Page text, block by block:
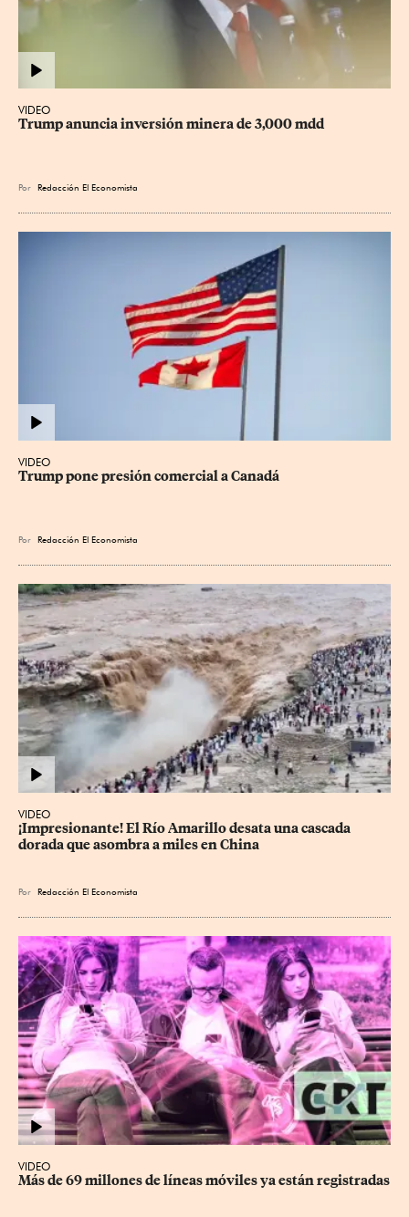
VIDEO
Trump anuncia inversión minera de 3,000 mdd
Por Redacción El Economista
VIDEO
Trump pone presión comercial a Canadá
Por Redacción El Economista
VIDEO
¡Impresionante! El Río Amarillo desata una cascada
dorada que asombra a miles en China
Por Redacción El Economista
VIDEO
Más de 69 millones de líneas móviles ya están registradas